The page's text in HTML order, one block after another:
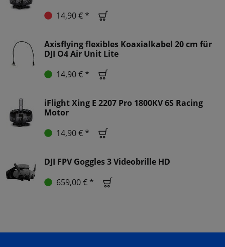
14,90 € *
Axisflying flexibles Koaxialkabel 20 cm für
DJI O4 Air Unit Lite
14,90 € *
iFlight Xing E 2207 Pro 1800KV 6S Racing
Motor
14,90 € *
DJI FPV Goggles 3 Videobrille HD
659,00 € *